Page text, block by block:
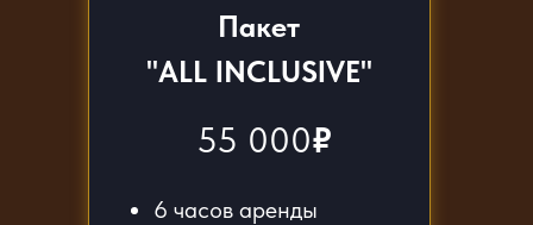
Пакет
"ALL INCLUSIVE"
55 000₽
6 часов аренды